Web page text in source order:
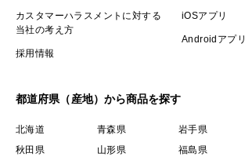
カスタマーハラスメントに対する
当社の考え方
採用情報
iOSアプリ
Androidアプリ
都道府県（産地）から商品を探す
北海道 青森県 岩手県
秋田県
山形県 福島県